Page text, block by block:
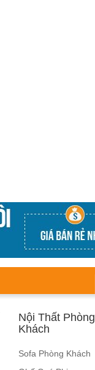
Nội Thất Phòng
Khách
Sofa Phòng Khách